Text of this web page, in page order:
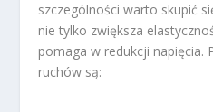
szczególności warto skupić
nie tylko zwiększa
pomaga w redukcji napięcia.
ruchów są: